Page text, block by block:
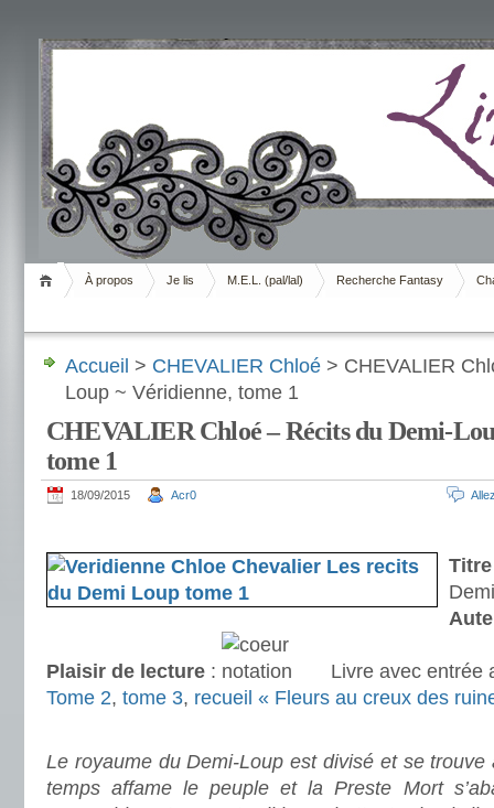
Livrement
À propos Je lis M.E.L. (pal/lal) Recherche Fantasy
Accueil > CHEVALIER Chloé > CHEVALIER
Loup ~ Véridienne, tome 1
CHEVALIER Chloé – Récits du Demi-
tome 1
18/09/2015 Acr0
Titre
Plaisir de lecture :
Livre avec entrée
Tome 2, tome 3, recueil « Fleurs au creux des
Le royaume du Demi-Loup est divisé et se
temps affame le peuple et la Preste Mort